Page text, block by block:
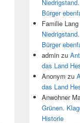
Bürger
Familie Lang
Bürger
admin zu
das Land
Anonym zu
das Land
Anwohner
Grünen.
Historie